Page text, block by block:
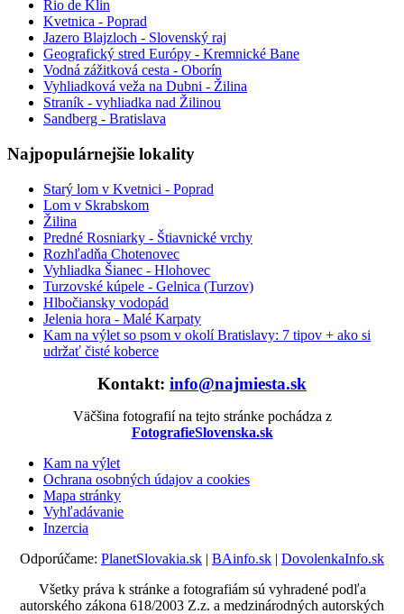
Rio de Klin
Kvetnica - Poprad
Jazero Blajzloch - Slovenský raj
Geografický stred Európy - Kremnické Bane
Vodná zážitková cesta - Oborín
Vyhliadková veža na Dubni - Žilina
Straník - vyhliadka nad Žilinou
Sandberg - Bratislava
Najpopulárnejšie lokality
Starý lom v Kvetnici - Poprad
Lom v Skrabskom
Žilina
Predné Rosniarky - Štiavnické vrchy
Rozhľadňa Chotenovec
Vyhliadka Šianec - Hlohovec
Turzovské kúpele - Gelnica (Turzov)
Hlbočiansky vodopád
Jelenia hora - Malé Karpaty
Kam na výlet so psom v okolí Bratislavy: 7 tipov + ako si
udržať čisté koberce
Kontakt: info@najmiesta.sk
Väčšina fotografií na tejto stránke pochádza z
FotografieSlovenska.sk
Kam na výlet
Ochrana osobných údajov a cookies
Mapa stránky
Vyhľadávanie
Inzercia
Odporúčame: PlanetSlovakia.sk | BAinfo.sk | DovolenkaInfo.sk
Všetky práva k stránke a fotografiám sú vyhradené podľa
autorského zákona 618/2003 Z.z. a medzinárodných autorských